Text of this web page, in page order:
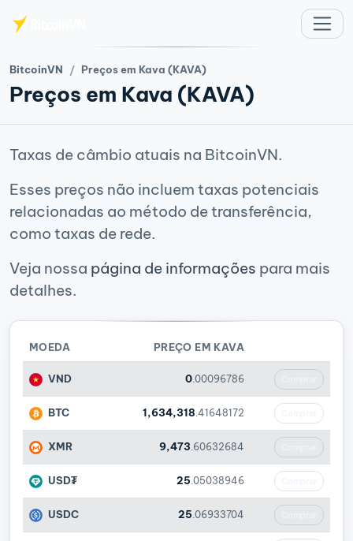
BitcoinVN Preços em Kava (KAVA)
Preços em Kava (KAVA)
Taxas de câmbio atuais na BitcoinVN.
Esses preços não incluem taxas potenciais
relacionadas ao método de transferência,
como taxas de rede.
Veja nossa página de informações para mais
detalhes.
MOEDA PREÇO EM KAVA
VND 0 .00096786
BTC 1,634,318 .41648172
XMR 9,473 .60632684
USD₮ 25 .05038946
USDC 25 .06933704